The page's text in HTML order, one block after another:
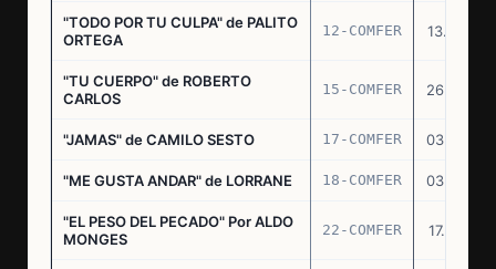
"TODO POR TU CULPA" de PALITO
ORTEGA
12-COMFER 13.05.76
"TU CUERPO" de ROBERTO
CARLOS
15-COMFER 26.05.76
"JAMAS" de CAMILO SESTO 17-COMFER 03.06.76
"ME GUSTA ANDAR" de LORRANE 18-COMFER 03.06.76
"EL PESO DEL PECADO" Por ALDO
MONGES
22-COMFER 17.06.76